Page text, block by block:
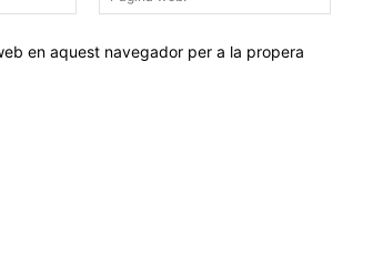
electrònic:*
web:
en aquest navegador per a la propera